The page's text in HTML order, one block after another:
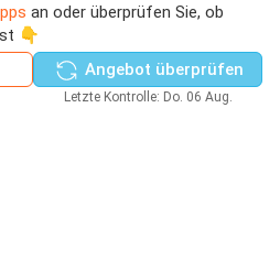
an oder überprüfen Sie, ob
👇
Angebot überprüfen
Letzte Kontrolle: Do. 06 Aug.